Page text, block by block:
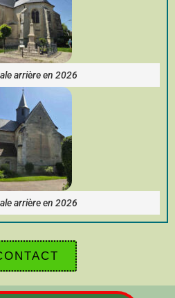
arrière en 2026
arrière en 2026